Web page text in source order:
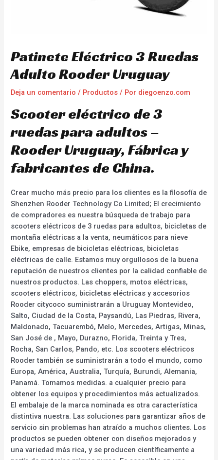
Patinete Eléctrico 3 Ruedas
Adulto Rooder Uruguay
Deja un comentario / Productos / Por diegoenzo.com
Scooter eléctrico de 3
ruedas para adultos –
Rooder Uruguay, Fábrica y
fabricantes de China.
Crear mucho más precio para los clientes es la filosofía de
Shenzhen Rooder Technology Co Limited; El crecimiento
de compradores es nuestra búsqueda de trabajo para
scooters eléctricos de 3 ruedas para adultos, bicicletas de
montaña eléctricas a la venta, neumáticos para nieve
Ebike, empresas de bicicletas eléctricas, bicicletas
eléctricas de calle. Estamos muy orgullosos de la buena
reputación de nuestros clientes por la calidad confiable de
nuestros productos. Las choppers, motos eléctricas,
scooters eléctricos, bicicletas eléctricas y accesorios
Rooder citycoco suministrarán a Uruguay Montevideo,
Salto, Ciudad de la Costa, Paysandú, Las Piedras, Rivera,
Maldonado, Tacuarembó, Melo, Mercedes, Artigas, Minas,
San José de , Mayo, Durazno, Florida, Treinta y Tres,
Rocha, San Carlos, Pando, etc. Los scooters eléctricos
Rooder también se suministrarán a todo el mundo, como
Europa, América, Australia, Turquía, Burundi, Alemania,
Panamá. Tomamos medidas. a cualquier precio para
obtener los equipos y procedimientos más actualizados.
El embalaje de la marca nominada es otra característica
distintiva nuestra. Las soluciones para garantizar años de
servicio sin problemas han atraído a muchos clientes. Los
productos se pueden obtener con diseños mejorados y
una variedad más rica, y se producen científicamente a